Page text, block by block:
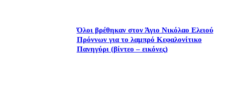
Όλοι βρέθηκαν στον Άγιο Νικόλαο Ελειού
Πρόννων για το λαμπρό Κεφαλονίτικο
Πανηγύρι (βίντεο – εικόνες)